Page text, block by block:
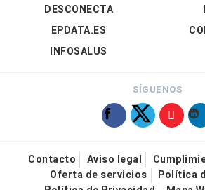
DESCONECTA
EPDATA.ES
INFOSALUS
SÍGUENOS
Contacto Aviso legal
Oferta de servicios
Política